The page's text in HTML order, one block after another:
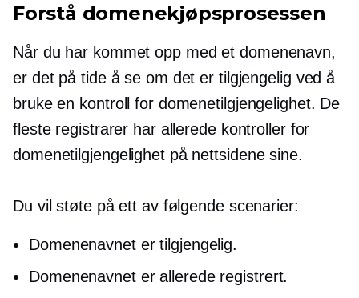
Forstå domenekjøpsprosessen
Når du har kommet opp med et domenenavn,
er det på tide å se om det er tilgjengelig ved å
bruke en kontroll for domenetilgjengelighet. De
fleste registrarer har allerede kontroller for
domenetilgjengelighet på nettsidene sine.
Du vil støte på ett av følgende scenarier:
Domenenavnet er tilgjengelig.
Domenenavnet er allerede registrert.